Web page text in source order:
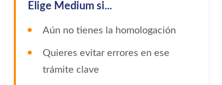
Elige Medium si...
Aún no tienes la homologación
Quieres evitar errores en ese
trámite clave